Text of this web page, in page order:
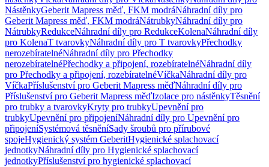
NástěnkyGeberit Mapress měď, FKM modráNáhradní díly pro
Geberit Mapress měď, FKM modráNátrubkyNáhradní díly pro
NátrubkyRedukceNáhradní díly pro RedukceKolenaNáhradní díly
pro KolenaT tvarovkyNáhradní díly pro T tvarovkyPřechodky
nerozebíratelnéNáhradní díly pro Přechodky
nerozebíratelnéPřechodky a připojení, rozebíratelnéNáhradní díly
pro Přechodky a připojení, rozebíratelnéVíčkaNáhradní díly pro
VíčkaPříslušenství pro Geberit Mapress měďNáhradní díly pro
Příslušenství pro Geberit Mapress měďIzolace pro nástěnkyTěsnění
pro trubky a tvarovkyKryty pro trubkyUpevnění pro
trubkyUpevnění pro připojeníNáhradní díly pro Upevnění pro
připojeníSystémová těsněníSady šroubů pro přírubové
spojeHygienický systém GeberitHygienické splachovací
jednotkyNáhradní díly pro Hygienické splachovací
jednotkyPříslušenství pro hygienické splachovací